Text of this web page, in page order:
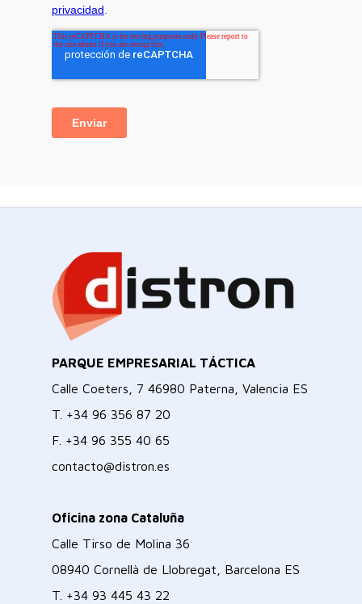
PARQUE EMPRESARIAL TÁCTICA
Calle Coeters, 7 46980 Paterna, Valencia ES
T. +34 96 356 87 20
F. +34 96 355 40 65
contacto@distron.es
Oficina zona Cataluña
Calle Tirso de Molina 36
08940 Cornellà de Llobregat, Barcelona ES
T. +34 93 445 43 22